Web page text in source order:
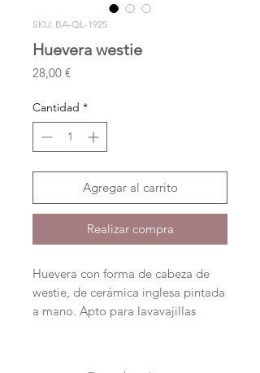
SKU: BA-QL-1925
Huevera westie
28,00 €Precio
Cantidad *
Agregar al carrito
Realizar compra
Huevera con forma de cabeza de
westie, de cerámica inglesa pintada
a mano. Apto para lavavajillas